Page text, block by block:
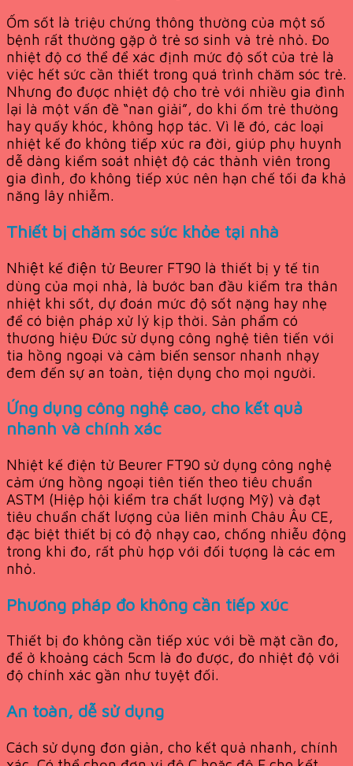
Ốm sốt là triệu chứng thông thường của một số
bệnh rất thường gặp ở trẻ sơ sinh và trẻ nhỏ. Đo
nhiệt độ cơ thể để xác định mức độ sốt của trẻ là
việc hết sức cần thiết trong quá trình chăm sóc trẻ.
Nhưng đo được nhiệt độ cho trẻ với nhiều gia đình
lại là một vấn đề “nan giải”, do khi ốm trẻ thường
hay quấy khóc, không hợp tác. Vì lẽ đó, các loại
nhiệt kế đo không tiếp xúc ra đời, giúp phụ huynh
dễ dàng kiểm soát nhiệt độ các thành viên trong
gia đình, đo không tiếp xúc nên hạn chế tối đa khả
năng lây nhiễm.
Thiết bị chăm sóc sức khỏe tại nhà
Nhiệt kế điện tử Beurer FT90 là thiết bị y tế tin
dùng của mọi nhà, là bước ban đầu kiểm tra thân
nhiệt khi sốt, dự đoán mức độ sốt nặng hay nhẹ
để có biện pháp xử lý kịp thời. Sản phẩm có
thương hiệu Đức sử dụng công nghệ tiên tiến với
tia hồng ngoại và cảm biến sensor nhanh nhạy
đem đến sự an toàn, tiện dụng cho mọi người.
Ứng dụng công nghệ cao, cho kết quả
nhanh và chính xác
Nhiệt kế điện tử Beurer FT90 sử dụng công nghệ
cảm ứng hồng ngoại tiên tiến theo tiêu chuẩn
ASTM (Hiệp hội kiểm tra chất lượng Mỹ) và đạt
tiêu chuẩn chất lượng của liên minh Châu Âu CE,
đặc biệt thiết bị có độ nhạy cao, chống nhiễu động
trong khi đo, rất phù hợp với đối tượng là các em
nhỏ.
Phương pháp đo không cần tiếp xúc
Thiết bị đo không cần tiếp xúc với bề mặt cần đo,
để ở khoảng cách 5cm là đo được, đo nhiệt độ với
độ chính xác gần như tuyệt đối.
An toàn, dễ sử dụng
Cách sử dụng đơn giản, cho kết quả nhanh, chính